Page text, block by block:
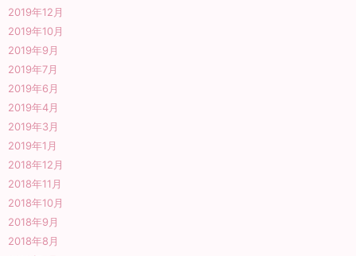
2019年12月
2019年10月
2019年9月
2019年7月
2019年6月
2019年4月
2019年3月
2019年1月
2018年12月
2018年11月
2018年10月
2018年9月
2018年8月